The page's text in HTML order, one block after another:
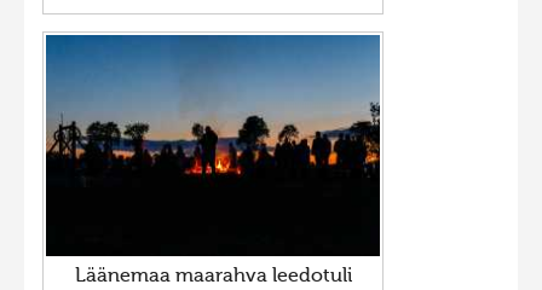
Läänemaa maarahva leedotuli